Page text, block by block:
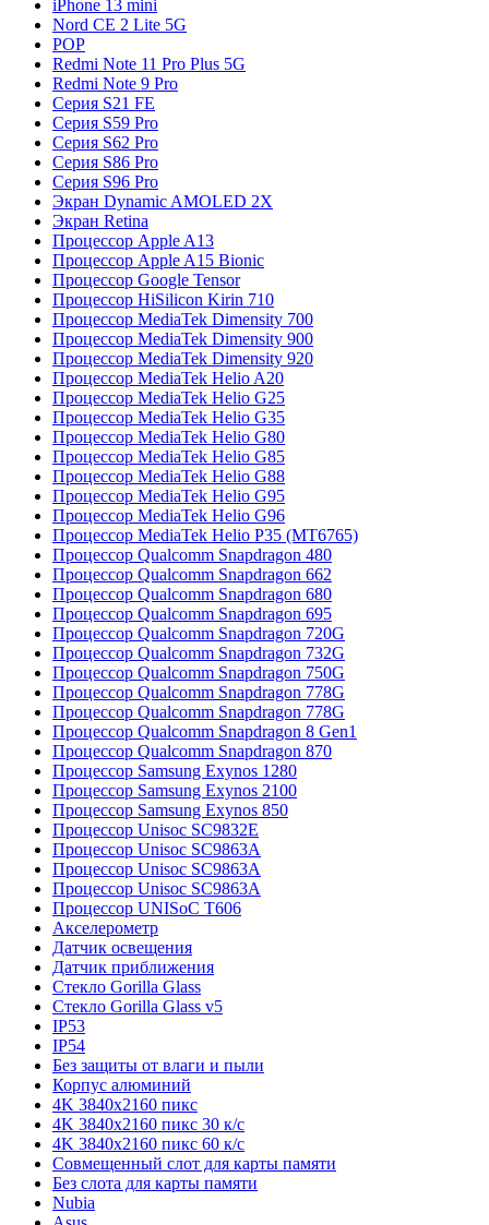
iPhone 13 mini
Nord CE 2 Lite 5G
POP
Redmi Note 11 Pro Plus 5G
Redmi Note 9 Pro
Серия S21 FE
Серия S59 Pro
Серия S62 Pro
Серия S86 Pro
Серия S96 Pro
Экран Dynamic AMOLED 2X
Экран Retina
Процессор Apple A13
Процессор Apple A15 Bionic
Процессор Google Tensor
Процессор HiSilicon Kirin 710
Процессор MediaTek Dimensity 700
Процессор MediaTek Dimensity 900
Процессор MediaTek Dimensity 920
Процессор MediaTek Helio A20
Процессор MediaTek Helio G25
Процессор MediaTek Helio G35
Процессор MediaTek Helio G80
Процессор MediaTek Helio G85
Процессор MediaTek Helio G88
Процессор MediaTek Helio G95
Процессор MediaTek Helio G96
Процессор MediaTek Helio P35 (MT6765)
Процессор Qualcomm Snapdragon 480
Процессор Qualcomm Snapdragon 662
Процессор Qualcomm Snapdragon 680
Процессор Qualcomm Snapdragon 695
Процессор Qualcomm Snapdragon 720G
Процессор Qualcomm Snapdragon 732G
Процессор Qualcomm Snapdragon 750G
Процессор Qualcomm Snapdragon 778G
Процессор Qualcomm Snapdragon 778G
Процессор Qualcomm Snapdragon 8 Gen1
Процессор Qualcomm Snapdragon 870
Процессор Samsung Exynos 1280
Процессор Samsung Exynos 2100
Процессор Samsung Exynos 850
Процессор Unisoc SC9832E
Процессор Unisoc SC9863A
Процессор Unisoc SC9863A
Процессор Unisoc SC9863A
Процессор UNISoC T606
Акселерометр
Датчик освещения
Датчик приближения
Стекло Gorilla Glass
Стекло Gorilla Glass v5
IP53
IP54
Без защиты от влаги и пыли
Корпус алюминий
4K 3840x2160 пикс
4K 3840x2160 пикс 30 к/с
4K 3840x2160 пикс 60 к/с
Совмещенный слот для карты памяти
Без слота для карты памяти
Nubia